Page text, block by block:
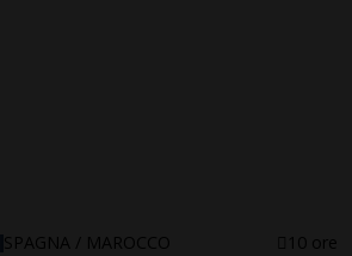
SPAGNA / MAROCCO 10 ore